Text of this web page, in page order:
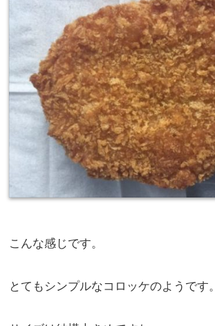
こんな感じです。
とてもシンプルなコロッケのようです。